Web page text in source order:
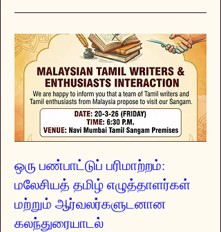
ஒரு பண்பாட்டுப் பரிமாற்றம்:
மலேசியத் தமிழ் எழுத்தாளர்கள்
மற்றும் ஆர்வலர்களுடனான
கலந்துரையாடல்